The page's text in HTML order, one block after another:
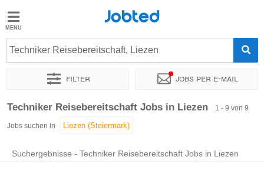
Jobted
Jobs
Jobted
Techniker Reisebereitschaft, Liezen
Filter Jobs per e-mail
Sortieren nach Genauer Standort Personaldienstleister
Techniker Reisebereitschaft Jobs in Liezen 1 - 9 von 9
Jobs suchen in
Suchergebnisse - Techniker Reisebereitschaft Jobs in Liezen